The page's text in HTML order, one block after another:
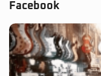
Facebook